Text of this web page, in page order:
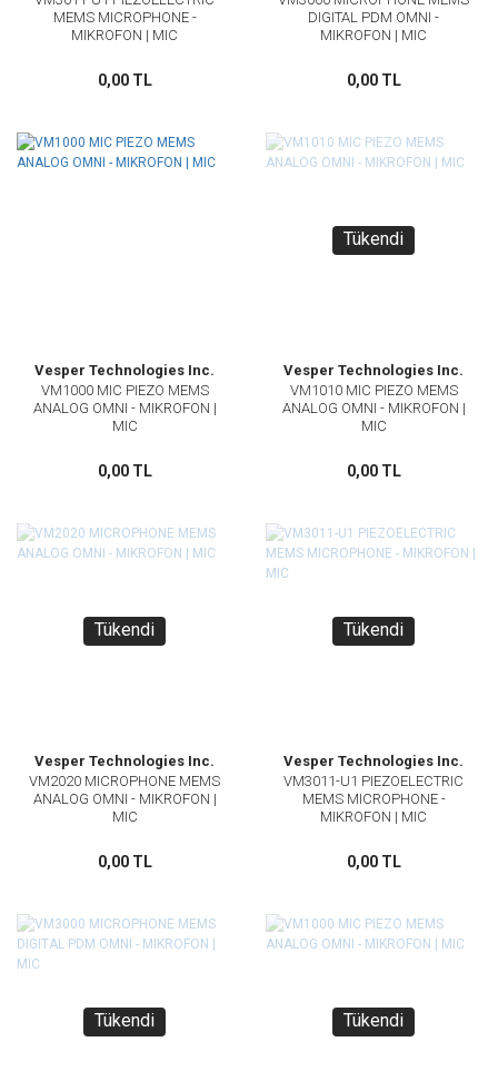
MEMS MICROPHONE -
MIKROFON | MIC
0,00 TL
DIGITAL PDM OMNI -
MIKROFON | MIC
0,00 TL
Vesper Technologies Inc.
VM1000 MIC PIEZO MEMS
ANALOG OMNI - MIKROFON |
MIC
0,00 TL
Tükendi
Vesper Technologies Inc.
VM1010 MIC PIEZO MEMS
ANALOG OMNI - MIKROFON |
MIC
0,00 TL
Tükendi
Vesper Technologies Inc.
VM2020 MICROPHONE MEMS
ANALOG OMNI - MIKROFON |
MIC
0,00 TL
Tükendi
Vesper Technologies Inc.
VM3011-U1 PIEZOELECTRIC
MEMS MICROPHONE -
MIKROFON | MIC
0,00 TL
Tükendi Tükendi